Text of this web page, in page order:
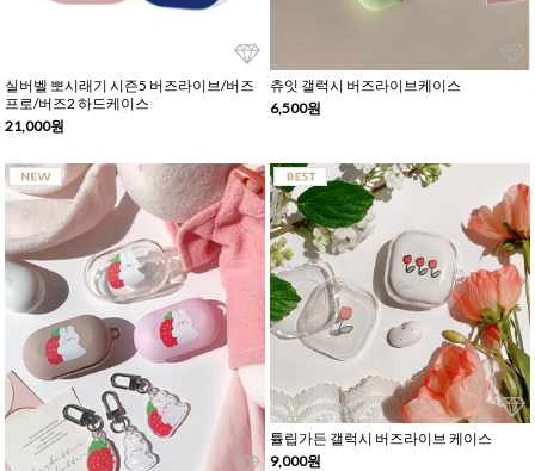
실버벨 뽀시래기 시즌5 버즈라이브/버즈
프로/버즈2 하드케이스
21,000원
츄잇 갤럭시 버즈라이브케이스
6,500원
튤립가든 갤럭시 버즈라이브 케이스
9,000원